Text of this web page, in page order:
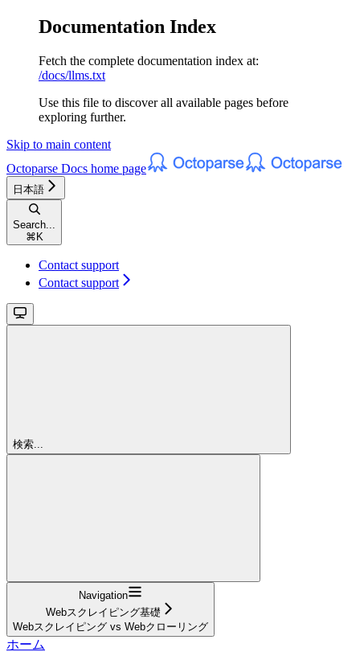
Documentation Index
Fetch the complete documentation index at:
/docs/llms.txt
Use this file to discover all available pages before
exploring further.
Skip to main content
Octoparse Docs home page
日本語
Search...
⌘ K
Contact support
Contact support
検索...
Navigation
Webスクレイピング基礎
Webスクレイピング vs Webクローリング
ホーム